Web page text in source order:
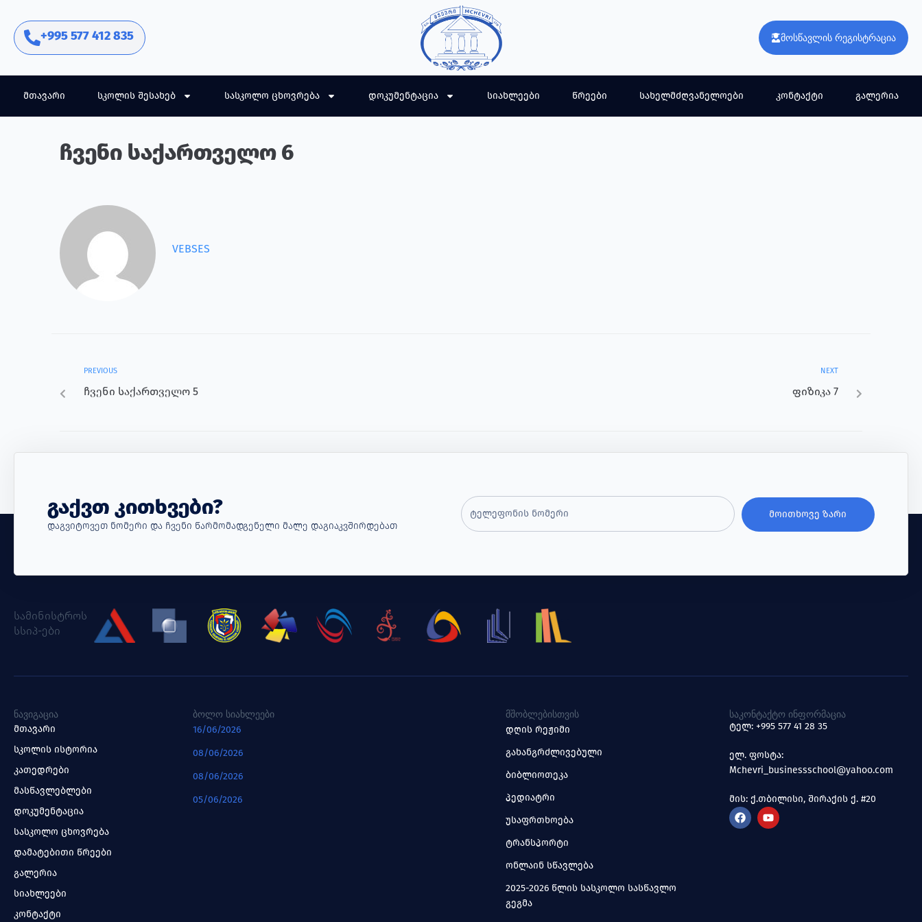
+995 577 412 835 მოსწავლის რეგისტრაცია
მთავარი სკოლის შესახებ სასკოლო ცხოვრება დოკუმენტაცია სიახლეები წრეები სახელმძღვანელოები კონტაქტი გალერია
ჩვენი საქართველო 6
VEBSES
PREVIOUS
ჩვენი საქართველო 5
NEXT
ფიზიკა 7
Გაქვთ Კითხვები?
Დაგვიტოვეთ Ნომერი Და Ჩვენი Წარმომადგენელი Მალე Დაგიაკვშირდებათ
ᲛᲝᲘᲗᲮᲝᲕᲔ ᲖᲐᲠᲘ
სამინისტროს
სსიპ-ები
ᲜᲐᲕᲘᲒᲐᲪᲘᲐ
მთავარი
სკოლის ისტორია
კათედრები
მასწავლებლები
დოკუმენტაცია
სასკოლო ცხოვრება
დამატებითი წრეები
გალერია
სიახლეები
კონტაქტი
ᲑᲝᲚᲝ ᲡᲘᲐᲮᲚᲔᲔᲑᲘ
16/06/2026
08/06/2026
08/06/2026
05/06/2026
ᲛᲨᲝᲑᲚᲔᲑᲘᲡᲗᲕᲘᲡ
დღის რეჟიმი
გახანგრძლივებული
ბიბლიოთეკა
პედიატრი
უსაფრთხოება
ტრანსპორტი
ონლაინ სწავლება
2025-2026 წლის სასკოლო სასწავლო
გეგმა
ᲡᲐᲙᲝᲜᲢᲐᲥᲢᲝ ᲘᲜᲤᲝᲠᲛᲐᲪᲘᲐ
ტელ: +995 577 41 28 35
ელ. ფოსტა:
Mchevri_businessschool@yahoo.com
მის: ქ.თბილისი, შირაქის ქ. #20